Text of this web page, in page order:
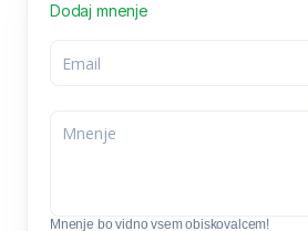
Dodaj mnenje
Mnenje bo vidno vsem obiskovalcem!